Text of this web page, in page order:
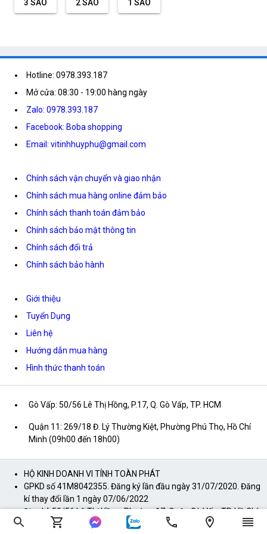
3 SAO 2 SAO 1 SAO
Hotline: 0978.393.187
Mở cửa: 08:30 - 19:00 hàng ngày
Zalo: 0978.393.187
Facebook: Boba shopping
Email: vitinhhuyphu@gmail.com
Chính sách vận chuyển và giao nhận
Chính sách mua hàng online đảm bảo
Chính sách thanh toán đảm bảo
Chính sách bảo mật thông tin
Chính sách đổi trả
Chính sách bảo hành
Giới thiệu
Tuyển Dụng
Liên hệ
Hướng dẫn mua hàng
Hình thức thanh toán
Gò Vấp: 50/56 Lê Thị Hồng, P.17, Q. Gò Vấp, TP. HCM
Quận 11: 269/18 Đ. Lý Thường Kiệt, Phường Phú Thọ, Hồ Chí
Minh (09h00 đến 18h00)
HỘ KINH DOANH VI TÍNH TOÀN PHÁT
GPKD số 41M8042355. Đăng ký lần đầu ngày 31/07/2020. Đăng
kí thay đổi lần 1 ngày 07/06/2022
Địa chỉ: 50/56 Lê Thị Hồng, Phường 17, Quận Gò Vấp, TP. Hồ Chí